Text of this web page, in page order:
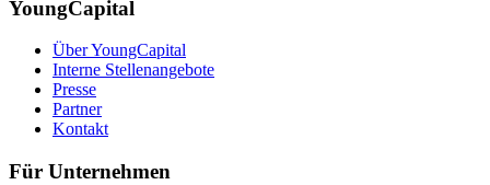
YoungCapital
Über YoungCapital
Interne Stellenangebote
Presse
Partner
Kontakt
Für Unternehmen